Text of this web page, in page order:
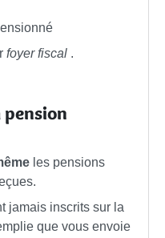
foyer fiscal .
les pensions
jamais inscrits sur la
que vous envoie